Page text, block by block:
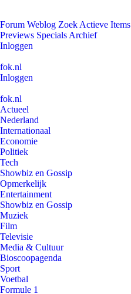
Forum Weblog Zoek Actieve Items
Previews Specials Archief
Inloggen
fok.nl
Inloggen
fok.nl
Actueel
Nederland
Internationaal
Economie
Politiek
Tech
Showbiz en Gossip
Opmerkelijk
Entertainment
Showbiz en Gossip
Muziek
Film
Televisie
Media & Cultuur
Bioscoopagenda
Sport
Voetbal
Formule 1